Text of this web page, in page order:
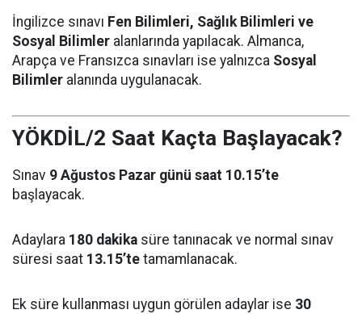
İngilizce sınavı Fen Bilimleri, Sağlık Bilimleri ve
Sosyal Bilimler alanlarında yapılacak. Almanca,
Arapça ve Fransızca sınavları ise yalnızca Sosyal
Bilimler alanında uygulanacak.
YÖKDİL/2 Saat Kaçta Başlayacak?
Sınav 9 Ağustos Pazar günü saat 10.15’te
başlayacak.
Adaylara 180 dakika süre tanınacak ve normal sınav
süresi saat 13.15’te tamamlanacak.
Ek süre kullanması uygun görülen adaylar ise 30